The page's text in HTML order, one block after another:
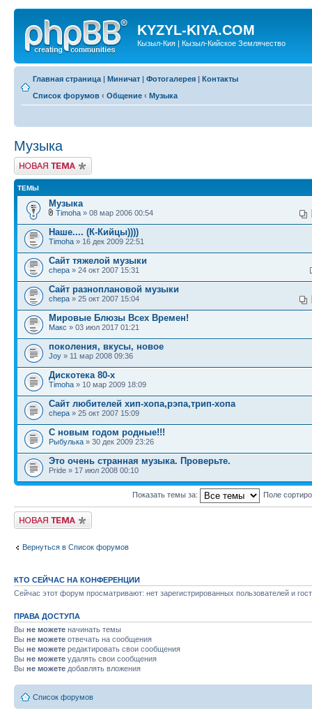
KYZYL-KIYA.COM
Кызыл-Кия | Кызыл-Кийское Землячество
Главная страница | Миничат | Фотогалерея | Контакты
Список форумов ‹ Общение ‹ Музыка
Музыка
Новая тема
ТЕМЫ
Музыка
Timoha » 08 мар 2006 00:54
Наше.... (К-Кийцы))))
Timoha » 16 дек 2009 22:51
Сайт тяжелой музыки
chepa » 24 окт 2007 15:31
Сайт разноплановой музыки
chepa » 25 окт 2007 15:04
Мировые Блюзы Всех Времен!
Макс » 03 июл 2017 01:21
поколения, вкусы, новое
Joy » 11 мар 2008 09:36
Дискотека 80-х
Timoha » 10 мар 2009 18:09
Сайт любителей хип-хопа,рэпа,трип-хопа
chepa » 25 окт 2007 15:09
С новым годом родные!!!
Рыбулька » 30 дек 2009 23:26
Это очень странная музыка. Проверьте.
Pride » 17 июл 2008 00:10
Показать темы за: Поле
Новая тема
Вернуться в Список форумов
КТО СЕЙЧАС НА КОНФЕРЕНЦИИ
Сейчас этот форум просматривают: нет зарегистрированных пользователей и
ПРАВА ДОСТУПА
Вы не можете начинать темы
Вы не можете отвечать на сообщения
Вы не можете редактировать свои сообщения
Вы не можете удалять свои сообщения
Вы не можете добавлять вложения
Список форумов